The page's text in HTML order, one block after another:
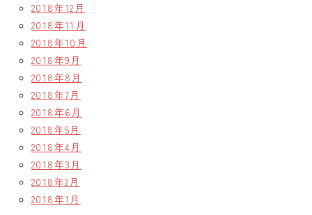
2018年12月
2018年11月
2018年10月
2018年9月
2018年8月
2018年7月
2018年6月
2018年5月
2018年4月
2018年3月
2018年2月
2018年1月